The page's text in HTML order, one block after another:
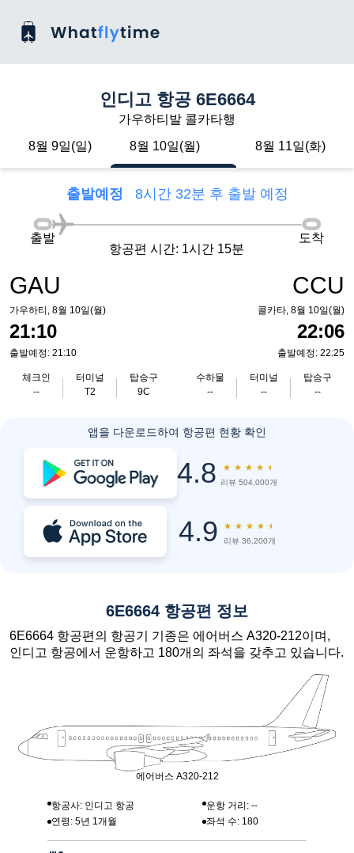
인디고 항공 6E6664
가우하티발 콜카타행
8월 9일(일)
8월 10일(월) 8월 11일(화)
출발예정 8시간 32분 후 출발 예정
GAU
가우하티, 8월 10일(월)
21:10
출발예정: 21:10
체크인
--
터미널
T2
탑승구
9C
출발
항공편 시간: 1시간 15분
도착
CCU
콜카타, 8월 10일(월)
22:06
출발예정: 22:25
수하물
--
터미널
--
탑승구
--
앱을 다운로드하여 항공편 현황 확인
4.8 ★ ★ ★ ★ ★
리뷰 504,000개
4.9 ★ ★ ★ ★ ★
리뷰 36,200개
6E6664 항공편 정보
6E6664 항공편의 항공기 기종은 에어버스 A320-212이며,
인디고 항공에서 운항하고 180개의 좌석을 갖추고 있습니다.
에어버스 A320-212
항공사: 인디고 항공
운항 거리: --
연령: 5년 1개월
좌석 수: 180